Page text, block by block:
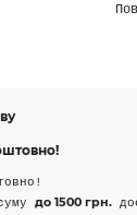
до 1500 грн.